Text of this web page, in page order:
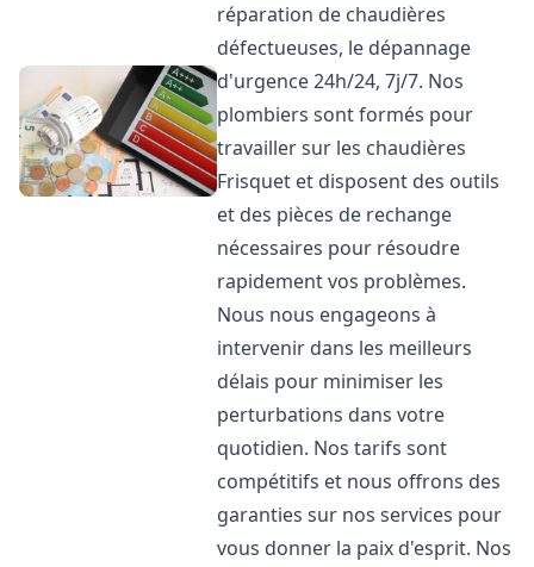
réparation de chaudières
défectueuses, le dépannage
d'urgence 24h/24, 7j/7. Nos
plombiers sont formés pour
travailler sur les chaudières
Frisquet et disposent des outils
et des pièces de rechange
nécessaires pour résoudre
rapidement vos problèmes.
Nous nous engageons à
intervenir dans les meilleurs
délais pour minimiser les
perturbations dans votre
quotidien. Nos tarifs sont
compétitifs et nous offrons des
garanties sur nos services pour
vous donner la paix d'esprit. Nos